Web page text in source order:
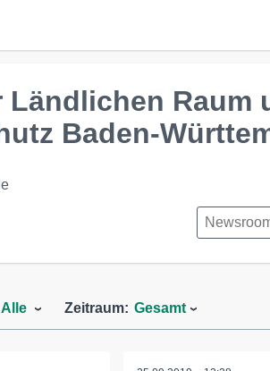
Raum
Baden-
Alle Zeitraum: Gesamt